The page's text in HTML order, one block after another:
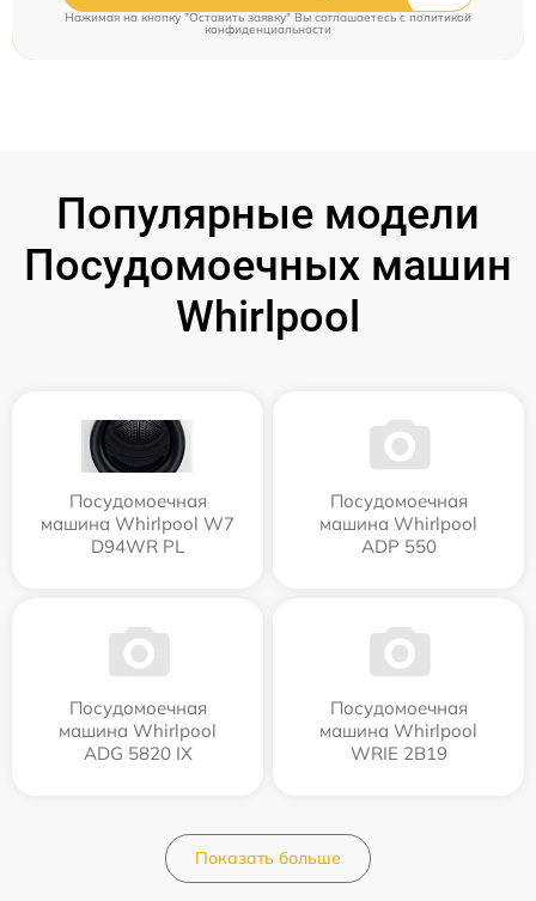
Нажимая на кнопку "Оставить заявку" Вы соглашаетесь c политикой
конфиденциальности
Популярные модели
Посудомоечных машин
Whirlpool
Посудомоечная
машина Whirlpool W7
D94WR PL
Посудомоечная
машина Whirlpool
ADP 550
Посудомоечная
машина Whirlpool
ADG 5820 IX
Посудомоечная
машина Whirlpool
WRIE 2B19
Показать больше